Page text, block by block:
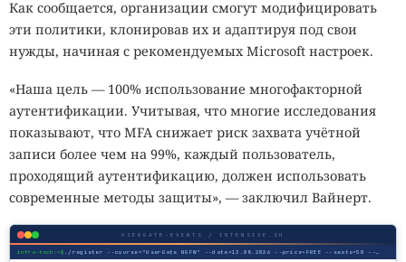
Как сообщается, организации смогут модифицировать
эти политики, клонировав их и адаптируя под свои
нужды, начиная с рекомендуемых Microsoft настроек.
«Наша цель — 100% использование многофакторной
аутентификации. Учитывая, что многие исследования
показывают, что MFA снижает риск захвата учётной
записи более чем на 99%, каждый пользователь,
проходящий аутентификацию, должен использовать
современные методы защиты», — заключил Вайнерт.
USERGATE-EVENTS / INTENSIVE.SH
infra-tech:~$ ./register --course="UserGate NGFW" --date=13.08.2026 --price=FREE --seats=50 --mode=online